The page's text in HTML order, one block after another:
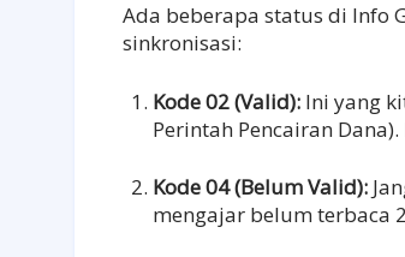
Ada beberapa status di Info
sinkronisasi:
Kode 02 (Valid): Ini yang
Perintah Pencairan
Kode 04 (Belum Valid):
mengajar belum terbaca